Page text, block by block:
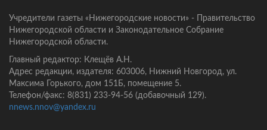
Учредители газеты «Нижегородские новости» - Правительство
Нижегородской области и Законодательное Собрание
Нижегородской области.
Главный редактор: Клещёв А.Н.
Адрес редакции, издателя: 603006, Нижний Новгород, ул.
Максима Горького, дом 151Б, помещение 5.
Телефон/факс: 8(831) 233-94-56 (добавочный 129).
nnews.nnov@yandex.ru